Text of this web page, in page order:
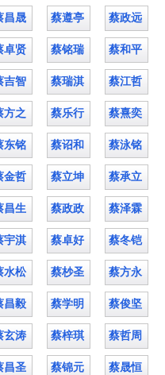
昌晟 蔡遵亭 蔡政远
卓贤 蔡铭瑞 蔡和平
吉智 蔡瑞淇 蔡江哲
方之 蔡乐行 蔡熹奕
东铭 蔡诏和 蔡泳铭
金哲 蔡立坤 蔡承立
昌生 蔡政政 蔡泽霖
宇淇 蔡卓好 蔡冬铠
水松 蔡杪圣 蔡方永
昌毅 蔡学明 蔡俊坚
玄涛 蔡梓琪 蔡哲周
昌圣 蔡锦元 蔡晟恒